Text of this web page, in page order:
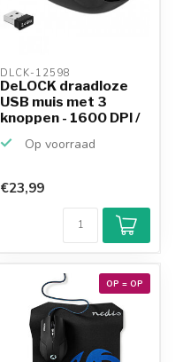
DLCK-12598
DeLOCK draadloze
USB muis met 3
knoppen - 1600 DPI /
Op voorraad
€23,99
OP = OP